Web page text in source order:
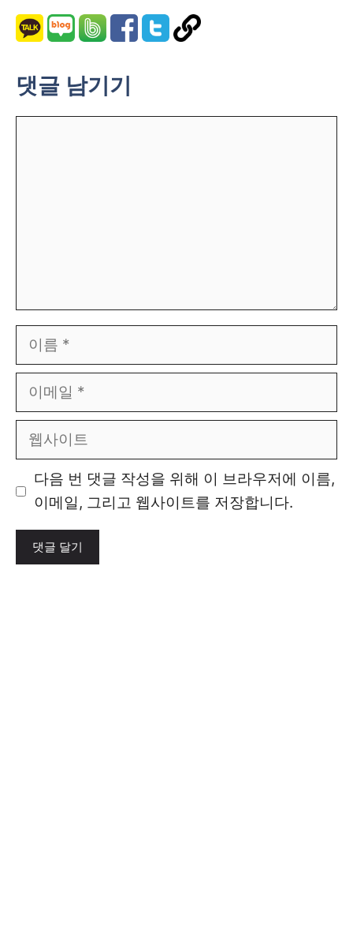
댓글 남기기
름
메
사
트
다음 번 댓글 작성을 위해 이 브라우저에 이름,
이메일, 그리고 웹사이트를 저장합니다.